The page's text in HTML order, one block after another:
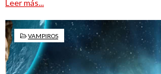
Leer más...
VAMPIROS